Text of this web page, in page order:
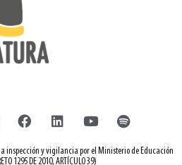
inspección y vigilancia por el Ministerio de Educación
1295 DE 2010, ARTÍCULO 39)